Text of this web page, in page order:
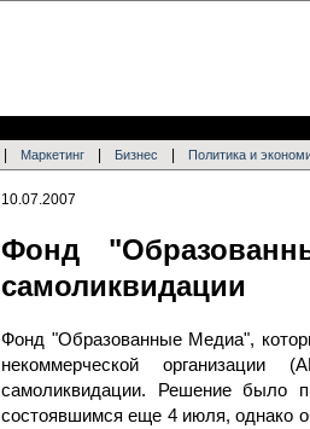
Маркетинг Бизнес Политика и
10.07.2007
Фонд
самоликвидации
Фонд "Образованные Медиа",
некоммерческой
самоликвидации. Решение было
состоявшимся еще 4 июля, однако